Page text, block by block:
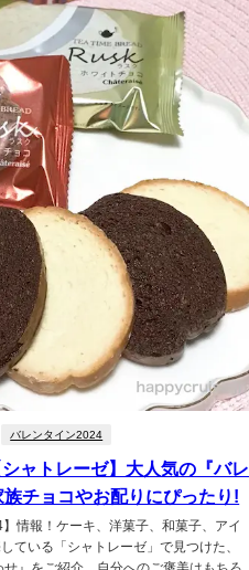
バレンタイン2024
ャトレーゼ】大人気の『バレ
チョコやお配りにぴったり!
情報！ケーキ、洋菓子、和菓子、アイ
ている「シャトレーゼ」で見つけた、